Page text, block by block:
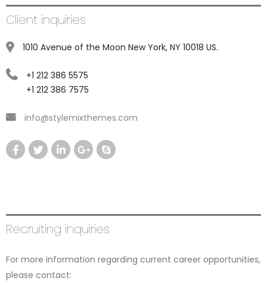
Client inquiries
1010 Avenue of the Moon New York, NY 10018 US.
+1 212 386 5575
+1 212 386 7575
info@stylemixthemes.com
Recruiting inquiries
For more information regarding current career opportunities,
please contact: